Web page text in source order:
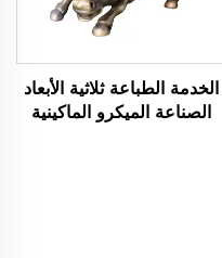
الخدمة الطباعة ثلاثية الأبعاد
الصناعة الميكرو الماكينية